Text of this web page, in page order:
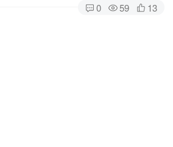
0 59 13